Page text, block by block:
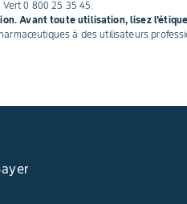
0 800 25 35 45.
Avant toute utilisation, lisez
à des utilisateurs